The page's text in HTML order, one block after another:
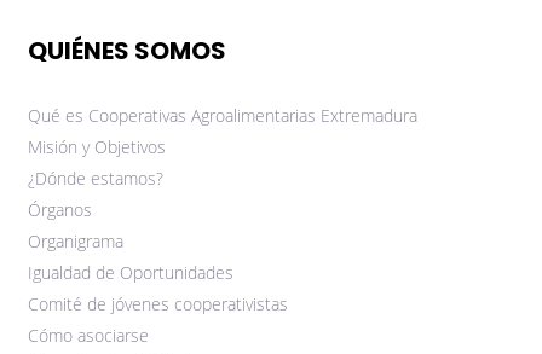
QUIÉNES SOMOS
Qué es Cooperativas Agroalimentarias Extremadura
Misión y Objetivos
¿Dónde estamos?
Órganos
Organigrama
Igualdad de Oportunidades
Comité de jóvenes cooperativistas
Cómo asociarse